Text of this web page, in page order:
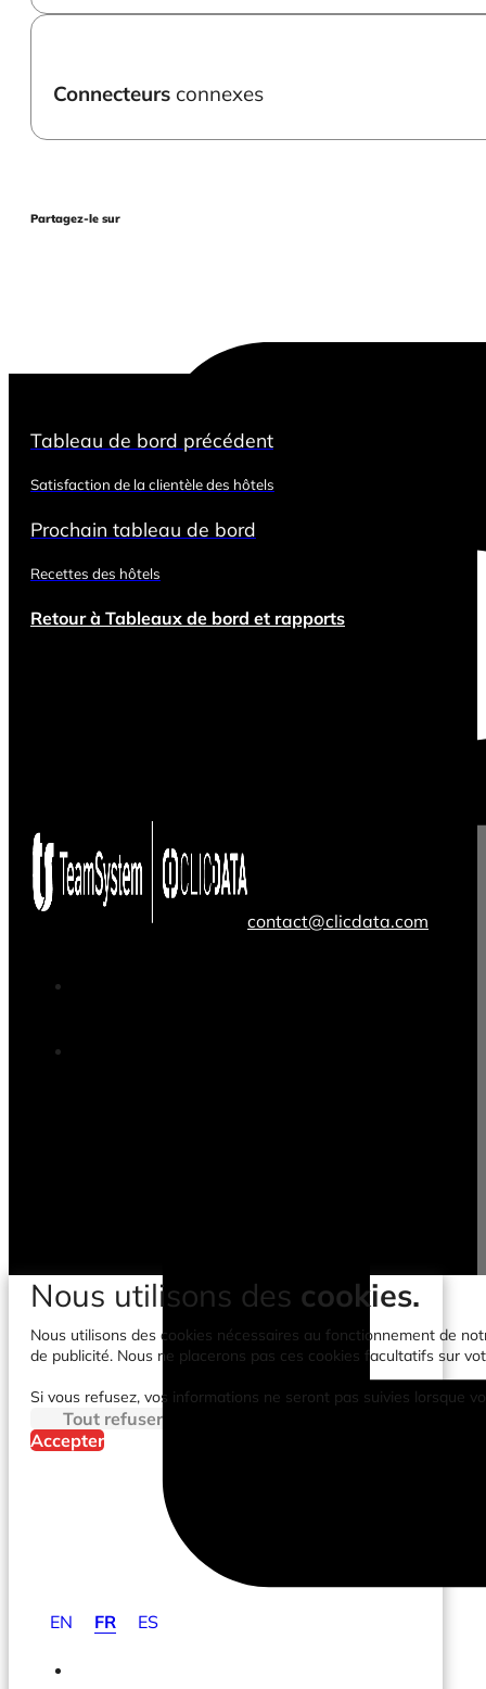
Connecteurs connexes
Partagez-le sur
Tableau de bord précédent
Satisfaction de la clientèle des hôtels
Prochain tableau de bord
Recettes des hôtels
Retour à Tableaux de bord et rapports
contact@clicdata.com
EN FR ES
Nous utilisons des cookies.
Nous utilisons des cookies nécessaires au fonctionnement de
de publicité. Nous ne placerons pas ces cookies facultatifs sur
Si vous refusez, vos informations ne seront pas suivies lorsque
Tout refuser
Accepter